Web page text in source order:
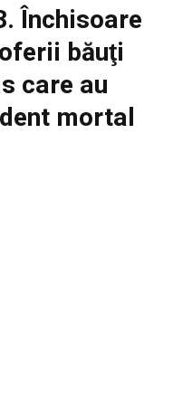
Închisoare
băuţi
care au
mortal